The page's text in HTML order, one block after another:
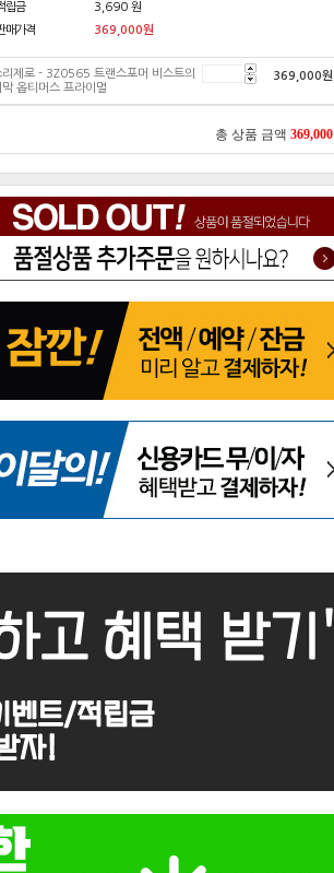
립금
3,690 원
매가격
369,000원
리제로 - 3Z0565 트랜스포머 비스트의
막 옵티머스 프라이멀
369,000원
총 상품 금액 369,000